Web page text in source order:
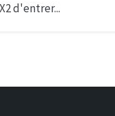
d'entrer...